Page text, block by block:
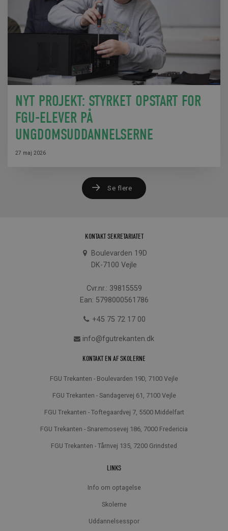
NYT PROJEKT: STYRKET OPSTART FOR
FGU-ELEVER PÅ
UNGDOMSUDDANNELSERNE
27 maj 2026
Se flere
KONTAKT SEKRETARIATET
Boulevarden 19D
DK-7100 Vejle
Cvr.nr.: 39815559
Ean: 5798000561786
+45 75 72 17 00
info@fgutrekanten.dk
KONTAKT EN AF SKOLERNE
FGU Trekanten - Boulevarden 19D, 7100 Vejle
FGU Trekanten - Sandagervej 61, 7100 Vejle
FGU Trekanten - Toftegaardvej 7, 5500 Middelfart
FGU Trekanten - Snaremosevej 186, 7000 Fredericia
FGU Trekanten - Tårnvej 135, 7200 Grindsted
LINKS
Info om optagelse
Skolerne
Uddannelsesspor